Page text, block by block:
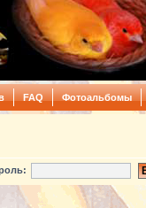
FAQ Фотоальбомы